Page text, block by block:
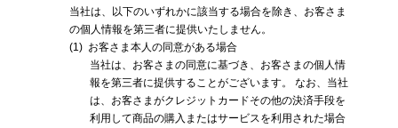
当社は、以下のいずれかに該当する場合を除き、お客さま
の個人情報を第三者に提供いたしません。
(1) お客さま本人の同意がある場合
当社は、お客さまの同意に基づき、お客さまの個人情
報を第三者に提供することがございます。 なお、当社
は、お客さまがクレジットカードその他の決済手段を
利用して商品の購入またはサービスを利用された場合